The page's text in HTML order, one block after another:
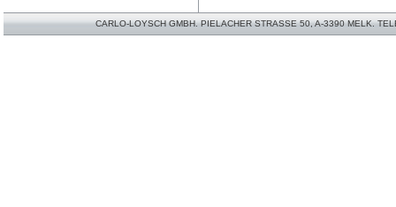
CARLO-LOYSCH GMBH. PIELACHER STRASSE 50, A-3390 MELK.